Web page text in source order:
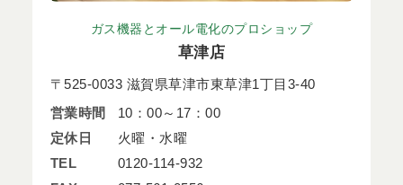
ガス機器とオール電化のプロショップ
草津店
〒525-0033 滋賀県草津市東草津1丁目3-40
営業時間
10：00～17：00
定休日
火曜・水曜
TEL
0120-114-932